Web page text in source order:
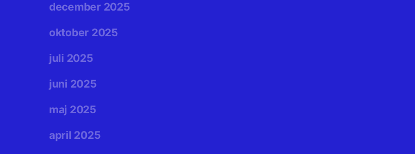
december 2025
oktober 2025
juli 2025
juni 2025
maj 2025
april 2025